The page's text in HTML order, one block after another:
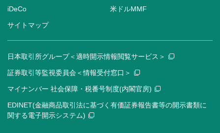
iDeCo 米ドルMMF
サイトマップ
日本取引所グループ＜適時開示情報閲覧サービス＞
証券取引等監視委員会＜情報受付窓口＞
マイナンバー 社会保障・税番号制度(内閣官房)
EDINET(金融商品取引法に基づく有価証券報告書等の開示書類に
関する電子開示システム)